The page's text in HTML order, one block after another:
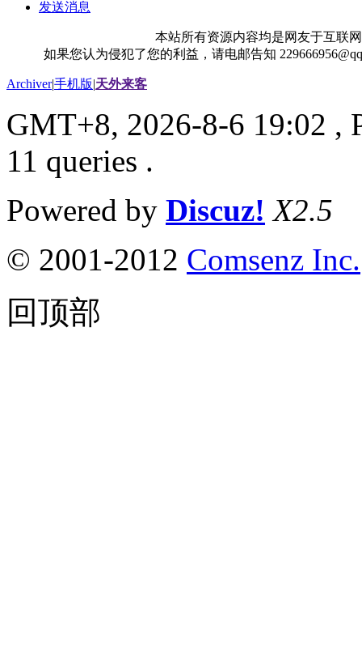
发送消息
本站所有资源内容均是网友于互联
如果您认为侵犯了您的利益，请电邮告知
Archiver|手机版|天外来客
GMT+8, 2026-8-6 19:02 ,
11 queries .
Powered by Discuz! X2.5
© 2001-2012 Comsenz Inc.
回顶部